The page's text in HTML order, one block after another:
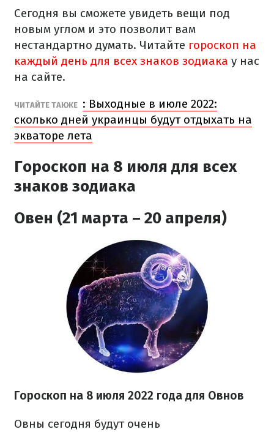
Сегодня вы сможете увидеть вещи под
новым углом и это позволит вам
нестандартно думать. Читайте гороскоп на
каждый день для всех знаков зодиака у нас
на сайте.
ЧИТАЙТЕ ТАКЖЕ : Выходные в июле 2022:
сколько дней украинцы будут отдыхать на
экваторе лета
Гороскоп на 8 июля для всех
знаков зодиака
Овен (21 марта – 20 апреля)
Гороскоп на 8 июля 2022 года для Овнов
Овны сегодня будут очень